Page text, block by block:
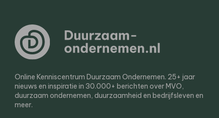
Online Kenniscentrum Duurzaam Ondernemen. 25+ jaar
nieuws en inspiratie in 30.000+ berichten over MVO,
duurzaam ondernemen, duurzaamheid en bedrijfsleven en
meer.